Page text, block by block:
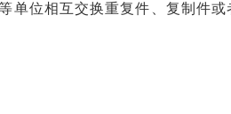
位相互交换重复件、复制件